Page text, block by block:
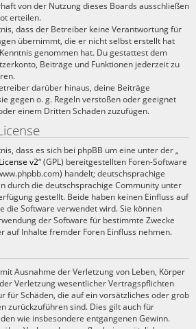
von der Nutzung dieses Boards ausschließen
erteilen.
dass der Betreiber keine Verantwortung für
übernimmt, die er nicht selbst erstellt hat
genommen hat. Du gestattest dem
Beiträge und Funktionen jederzeit zu
darüber hinaus, deine Beiträge
gegen o. g. Regeln verstoßen oder geeignet
einem Dritten Schaden zuzufügen.
dass es sich bei phpBB um eine unter der „
v2“ (GPL) bereitgestellten Foren-Software
handelt; deutschsprachige
durch die deutschsprachige Community unter
gestellt. Beide haben keinen Einfluss auf
die Software verwendet wird. Sie können
der Software für bestimmte Zwecke
auf Inhalte fremder Foren Einfluss nehmen.
Ausnahme der Verletzung von Leben, Körper
Verletzung wesentlicher Vertragspflichten
für Schäden, die auf ein vorsätzliches oder grob
zurückzuführen sind. Dies gilt auch für
wie insbesondere entgangenen Gewinn.